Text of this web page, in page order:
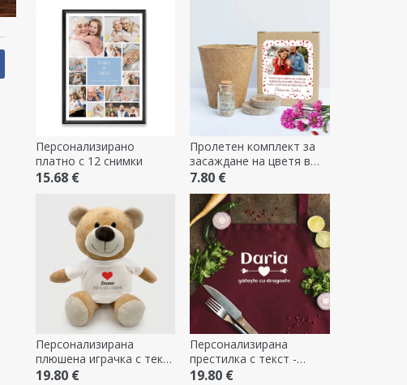
Персонализирано
платно с 12 снимки
15.68 €
Пролетен комплект за
засаждане на цветя в
персонализирана кутия с
фотография и послание
- Любов
7.80 €
Персонализирана
плюшена играчка с текст
- Сърце
19.80 €
Персонализирана
престилка с текст -
Готвим с любов
19.80 €